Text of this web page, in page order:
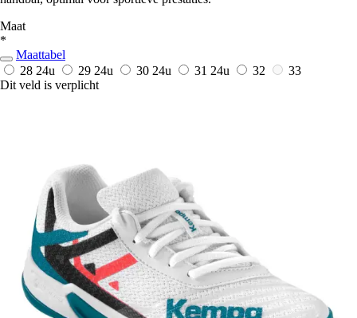
Maat
*
Maattabel
28 24u 29 24u 30 24u 31 24u 32
33
Dit veld is verplicht